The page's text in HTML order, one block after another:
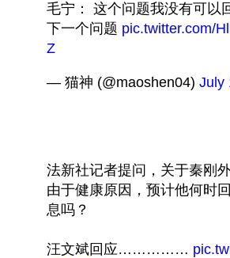
毛宁： 这个问题我没有可以
下一个问题 pic.twitter.com/
Z
— 猫神 (@maoshen04) July
法新社记者提问，关于秦刚
由于健康原因，预计他何时
息吗？
汪文斌回应……………